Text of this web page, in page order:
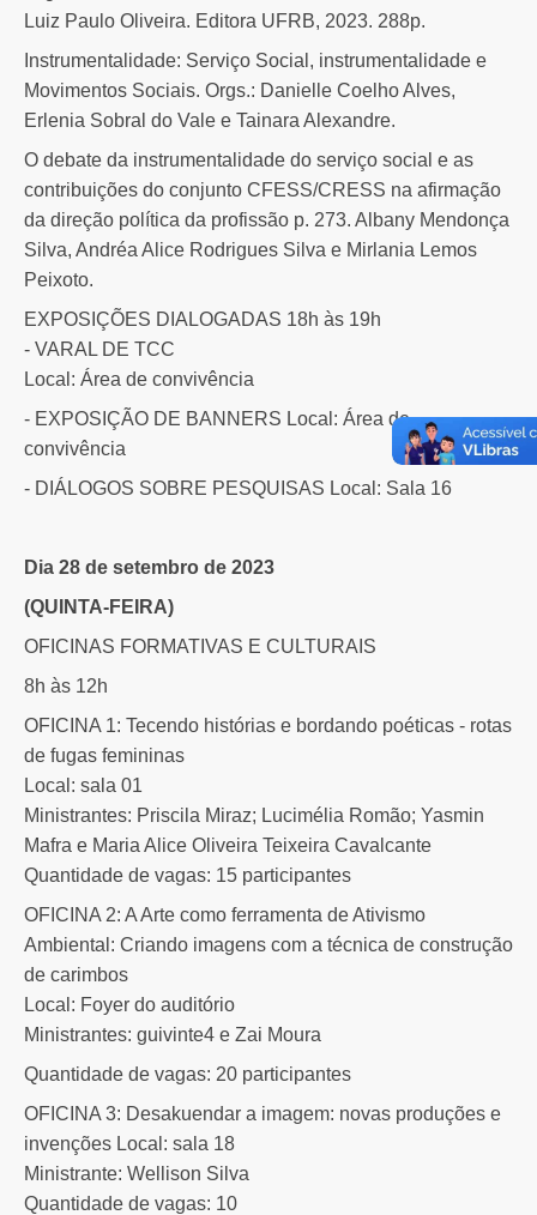
Luiz Paulo Oliveira. Editora UFRB, 2023. 288p.
Instrumentalidade: Serviço Social, instrumentalidade e
Movimentos Sociais. Orgs.: Danielle Coelho Alves,
Erlenia Sobral do Vale e Tainara Alexandre.
O debate da instrumentalidade do serviço social e as
contribuições do conjunto CFESS/CRESS na afirmação
da direção política da profissão p. 273. Albany Mendonça
Silva, Andréa Alice Rodrigues Silva e Mirlania Lemos
Peixoto.
EXPOSIÇÕES DIALOGADAS 18h às 19h
- VARAL DE TCC
Local: Área de convivência
- EXPOSIÇÃO DE BANNERS Local: Área de
convivência
- DIÁLOGOS SOBRE PESQUISAS Local: Sala 16
Dia 28 de setembro de 2023
(QUINTA-FEIRA)
OFICINAS FORMATIVAS E CULTURAIS
8h às 12h
OFICINA 1: Tecendo histórias e bordando poéticas - rotas
de fugas femininas
Local: sala 01
Ministrantes: Priscila Miraz; Lucimélia Romão; Yasmin
Mafra e Maria Alice Oliveira Teixeira Cavalcante
Quantidade de vagas: 15 participantes
OFICINA 2: A Arte como ferramenta de Ativismo
Ambiental: Criando imagens com a técnica de construção
de carimbos
Local: Foyer do auditório
Ministrantes: guivinte4 e Zai Moura
Quantidade de vagas: 20 participantes
OFICINA 3: Desakuendar a imagem: novas produções e
invenções Local: sala 18
Ministrante: Wellison Silva
Quantidade de vagas: 10